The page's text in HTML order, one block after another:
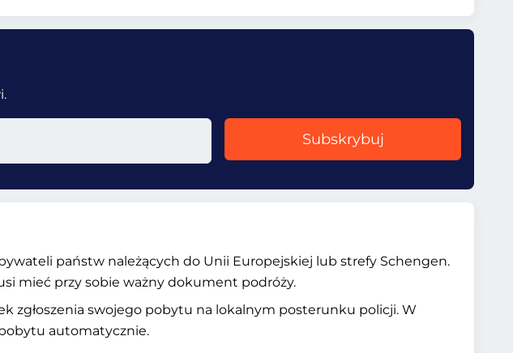
Subskrybuj
państw należących do Unii Europejskiej lub strefy Schengen.
mieć przy sobie ważny dokument podróży.
zgłoszenia swojego pobytu na lokalnym posterunku policji. W
automatycznie.